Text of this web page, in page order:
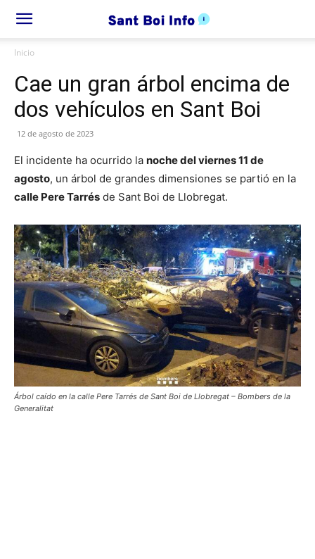
Inicio
Cae un gran árbol encima de
dos vehículos en Sant Boi
12 de agosto de 2023
El incidente ha ocurrido la noche del viernes 11 de
agosto, un árbol de grandes dimensiones se partió en la
calle Pere Tarrés de Sant Boi de Llobregat.
Árbol caído en la calle Pere Tarrés de Sant Boi de Llobregat – Bombers de la
Generalitat